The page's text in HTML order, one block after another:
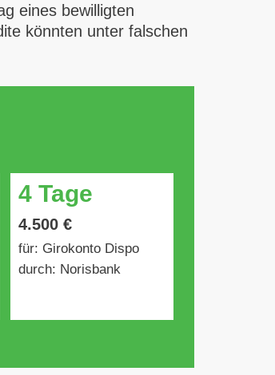
eines bewilligten
könnten unter falschen
4 Tage
4.500 €
für: Girokonto Dispo
durch: Norisbank